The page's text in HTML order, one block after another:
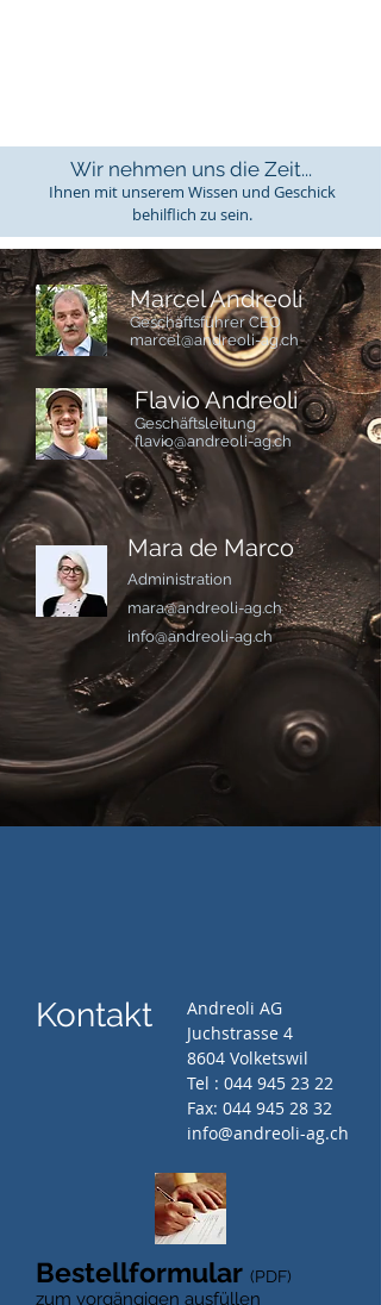
Wir nehmen uns die Zeit...
Ihnen mit unserem Wissen und Geschick
behilflich zu sein.
Marcel Andreoli
Geschäftsführer CEO
marcel@andreoli-ag.ch
Flavio Andreoli
Geschäftsleitung
flavio@andreoli-ag.ch
Mara de Marco
Administration
mara@andreoli-ag.ch
info@andreoli-ag.ch
Kontakt
Andreoli AG
Juchstrasse 4
8604 Volketswil
Tel : 044 945 23 22
Fax: 044 945 28 32
info@andreoli-ag.ch
Bestellformular (PDF)
zum vorgängigen ausfüllen